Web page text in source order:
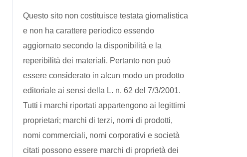
Questo sito non costituisce testata giornalistica
e non ha carattere periodico essendo
aggiornato secondo la disponibilità e la
reperibilità dei materiali. Pertanto non può
essere considerato in alcun modo un prodotto
editoriale ai sensi della L. n. 62 del 7/3/2001.
Tutti i marchi riportati appartengono ai legittimi
proprietari; marchi di terzi, nomi di prodotti,
nomi commerciali, nomi corporativi e società
citati possono essere marchi di proprietà dei